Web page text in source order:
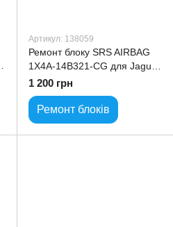
Артикул: 138059
Ремонт блоку SRS AIRBAG
1X4A-14B321-CG для Jaguar
X-Type
1 200 грн
Ремонт блоків